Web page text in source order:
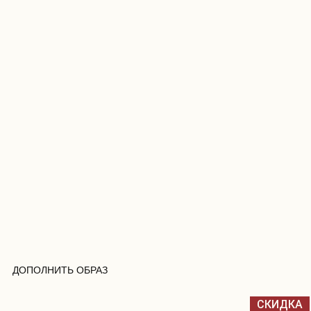
ДОПОЛНИТЬ ОБРАЗ
СКИДКА